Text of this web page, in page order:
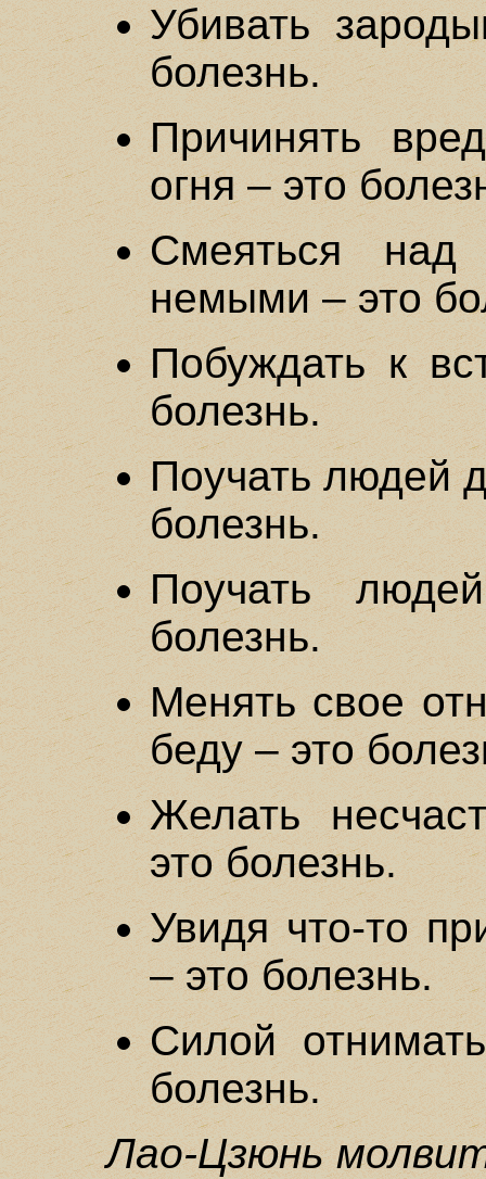
Убивать
болезнь.
Причинять
огня – это
Смеяться
немыми – это
Побуждать к
болезнь.
Поучать людей
болезнь.
Поучать
болезнь.
Менять свое
беду – это
Желать
это болезнь.
Увидя что-то
– это болезнь.
Силой
болезнь.
Лао-Цзюнь